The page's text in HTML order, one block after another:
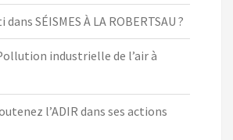
dans SÉISMES À LA ROBERTSAU ?
industrielle de l’air à
l’ADIR dans ses actions